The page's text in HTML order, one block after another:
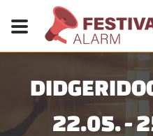
22.05. -